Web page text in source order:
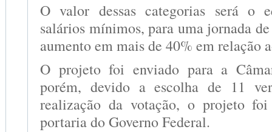
O valor dessas categorias será o
salários mínimos, para uma jornada
aumento em mais de 40% em relação
O projeto foi enviado para a
porém, devido a escolha de 11
realização da votação, o projeto
portaria do Governo Federal.